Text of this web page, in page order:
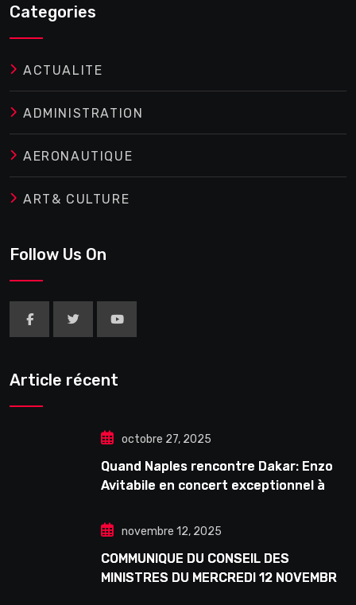
Categories
ACTUALITE
ADMINISTRATION
AERONAUTIQUE
ART& CULTURE
Follow Us On
Article récent
octobre 27, 2025
Quand Naples rencontre Dakar: Enzo
Avitabile en concert exceptionnel à
novembre 12, 2025
COMMUNIQUE DU CONSEIL DES
MINISTRES DU MERCREDI 12 NOVEMBRE